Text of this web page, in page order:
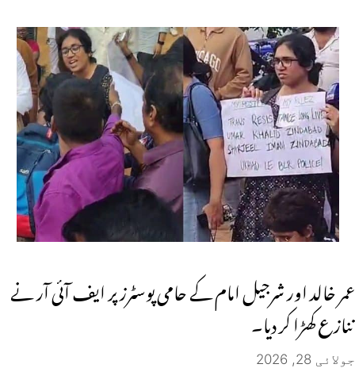
عمر خالد اور شرجیل امام کے حامی پوسٹرز پر ایف آئی آر نے
تنازع کھڑا کر دیا۔
جولائی 28, 2026